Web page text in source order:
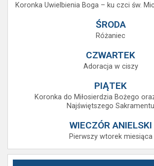
Koronka Uwielbienia Boga – ku czci św.
ŚRODA
Różaniec
CZWARTEK
Adoracja w ciszy
PIĄTEK
Koronka do Miłosierdzia Bożego
Najświętszego Sakramentu
WIECZÓR ANIELSKI
Pierwszy wtorek miesiąca